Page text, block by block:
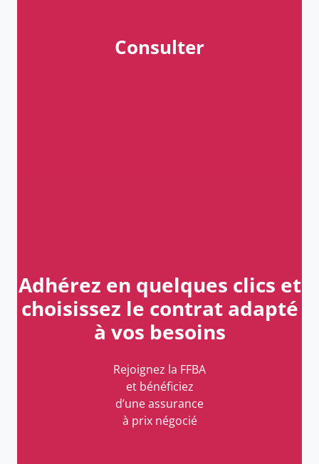
Consulter
Adhérez en quelques clics et
choisissez le contrat adapté
à vos besoins
Rejoignez la FFBA
et bénéficiez
d’une assurance
à prix négocié